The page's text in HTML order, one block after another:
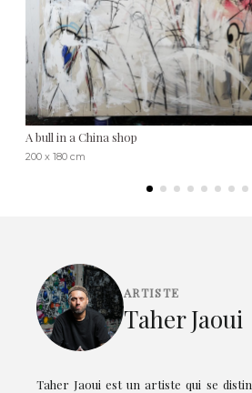
A bull in a China shop
200 x 180 cm
ARTISTE
Taher Jaoui
Taher Jaoui est un artiste qui se